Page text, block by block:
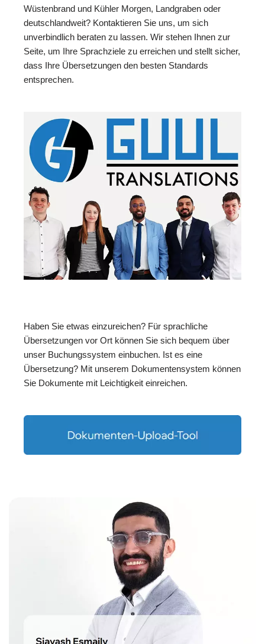
Wüstenbrand und Kühler Morgen, Landgraben oder
deutschlandweit? Kontaktieren Sie uns, um sich
unverbindlich beraten zu lassen. Wir stehen Ihnen zur
Seite, um Ihre Sprachziele zu erreichen und stellt sicher,
dass Ihre Übersetzungen den besten Standards
entsprechen.
Haben Sie etwas einzureichen? Für sprachliche
Übersetzungen vor Ort können Sie sich bequem über
unser Buchungssystem einbuchen. Ist es eine
Übersetzung? Mit unserem Dokumentensystem können
Sie Dokumente mit Leichtigkeit einreichen.